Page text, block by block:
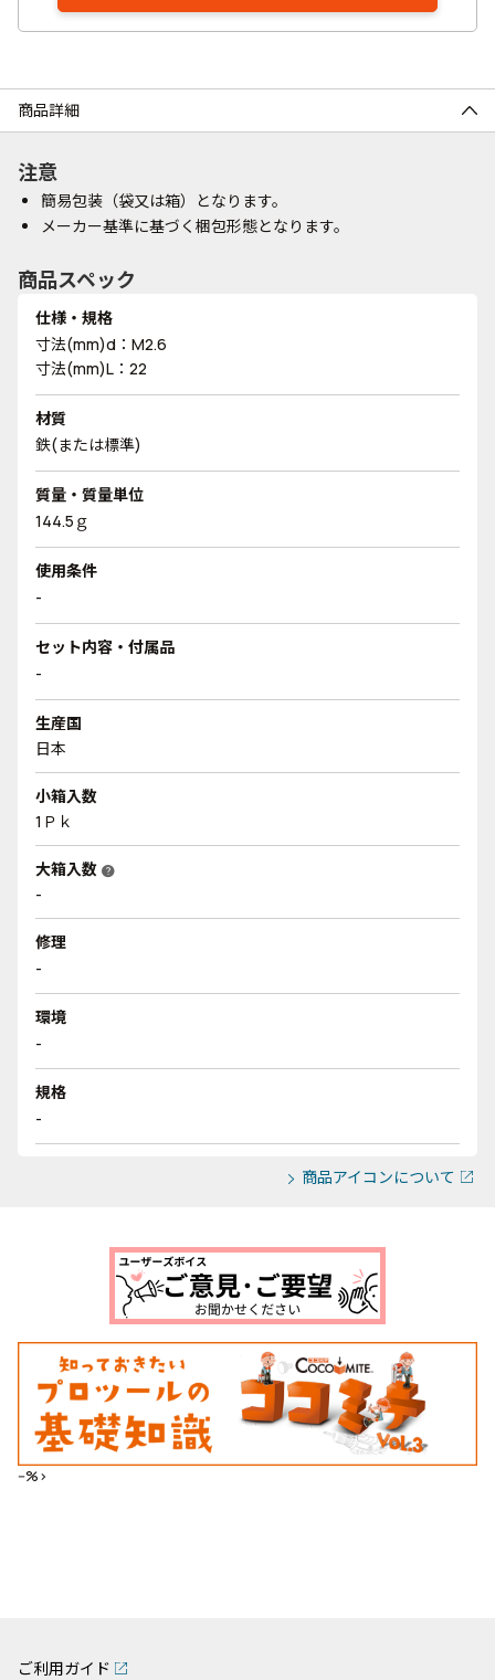
商品詳細
注意
簡易包装（袋又は箱）となります。
メーカー基準に基づく梱包形態となります。
商品スペック
仕様・規格
寸法(mm)d：M2.6
寸法(mm)L：22
材質
鉄(または標準)
質量・質量単位
144.5ｇ
使用条件
-
セット内容・付属品
-
生産国
日本
小箱入数
1Ｐｋ
大箱入数 help
-
修理
-
環境
-
規格
-
商品アイコンについて
--%>
ご利用ガイド